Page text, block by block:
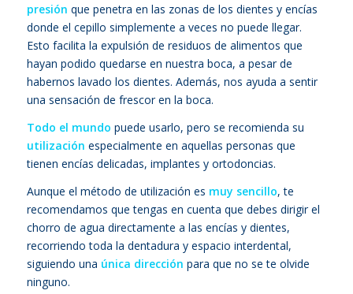
presión que penetra en las zonas de los dientes y encías
donde el cepillo simplemente a veces no puede llegar.
Esto facilita la expulsión de residuos de alimentos que
hayan podido quedarse en nuestra boca, a pesar de
habernos lavado los dientes. Además, nos ayuda a sentir
una sensación de frescor en la boca.
Todo el mundo puede usarlo, pero se recomienda su
utilización especialmente en aquellas personas que
tienen encías delicadas, implantes y ortodoncias.
Aunque el método de utilización es muy sencillo, te
recomendamos que tengas en cuenta que debes dirigir el
chorro de agua directamente a las encías y dientes,
recorriendo toda la dentadura y espacio interdental,
siguiendo una única dirección para que no se te olvide
ninguno.